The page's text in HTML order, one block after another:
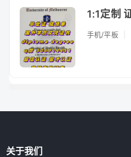
手机/平板
关于我们